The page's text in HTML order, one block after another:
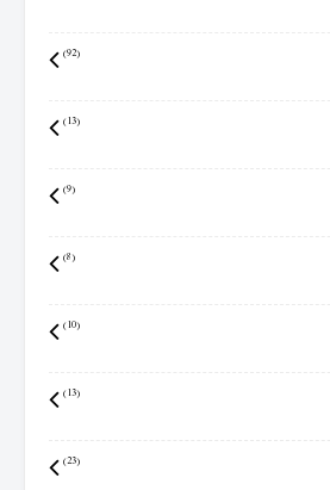
(92)
(13)
(9)
(8)
(10)
(13)
(23)